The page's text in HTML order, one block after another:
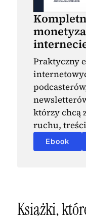
Praktyczny
którzy chcą
ruchu,
Ebook
Książki,